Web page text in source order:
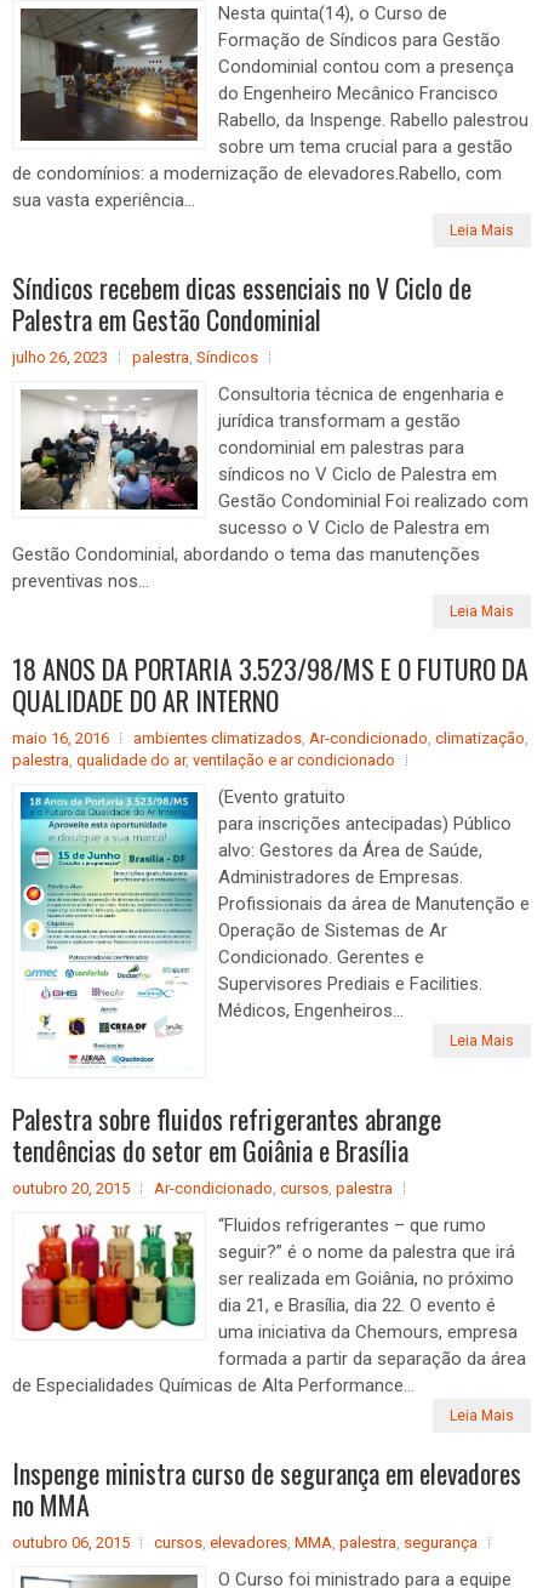
Nesta quinta(14), o Curso de
Formação de Síndicos para Gestão
Condominial contou com a presença
do Engenheiro Mecânico Francisco
Rabello, da Inspenge. Rabello palestrou
sobre um tema crucial para a gestão
de condomínios: a modernização de elevadores.Rabello, com
sua vasta experiência...
Leia Mais
Síndicos recebem dicas essenciais no V Ciclo de
Palestra em Gestão Condominial
julho 26, 2023 palestra Síndicos
Consultoria técnica de engenharia e
jurídica transformam a gestão
condominial em palestras para
síndicos no V Ciclo de Palestra em
Gestão Condominial Foi realizado com
sucesso o V Ciclo de Palestra em
Gestão Condominial, abordando o tema das manutenções
preventivas nos...
Leia Mais
18 ANOS DA PORTARIA 3.523/98/MS E O FUTURO DA
QUALIDADE DO AR INTERNO
maio 16, 2016 ambientes climatizados Ar-condicionado climatização
palestra qualidade do ar, ventilação e ar condicionado
(Evento gratuito
para inscrições antecipadas) Público
alvo: Gestores da Área de Saúde,
Administradores de Empresas.
Profissionais da área de Manutenção e
Operação de Sistemas de Ar
Condicionado. Gerentes e
Supervisores Prediais e Facilities.
Médicos, Engenheiros...
Leia Mais
Palestra sobre fluidos refrigerantes abrange
tendências do setor em Goiânia e Brasília
outubro 20, 2015 Ar-condicionado cursos palestra
“Fluidos refrigerantes – que rumo
seguir?” é o nome da palestra que irá
ser realizada em Goiânia, no próximo
dia 21, e Brasília, dia 22. O evento é
uma iniciativa da Chemours, empresa
formada a partir da separação da área
de Especialidades Químicas de Alta Performance...
Leia Mais
Inspenge ministra curso de segurança em elevadores
no MMA
outubro 06, 2015 cursos elevadores MMA palestra segurança
O Curso foi ministrado para a equipe